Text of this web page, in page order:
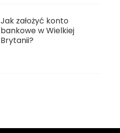
Jak założyć konto
bankowe w Wielkiej
Brytanii?